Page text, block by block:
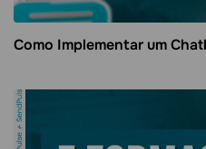
Como Implementar um